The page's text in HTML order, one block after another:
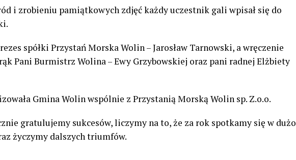
i zrobieniu pamiątkowych zdjęć każdy uczestnik gali wpisał się do
spółki Przystań Morska Wolin – Jarosław Tarnowski, a wręczenie
Pani Burmistrz Wolina – Ewy Grzybowskiej oraz pani radnej Elżbiety
Gmina Wolin wspólnie z Przystanią Morską Wolin sp. Z.o.o.
gratulujemy sukcesów, liczymy na to, że za rok spotkamy się w dużo
życzymy dalszych triumfów.